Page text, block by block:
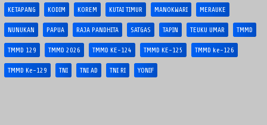
KETAPANG KODIM KOREM KUTAI TIMUR MANOKWARI MERAUKE
NUNUKAN PAPUA RAJA PANDHITA SATGAS TAPIN TEUKU UMAR TMMD
TMMD 129 TMMD 2026 TMMD KE-124 TMMD KE-125 TMMD ke-126
TMMD Ke-129 TNI TNI AD TNI RI YONIF